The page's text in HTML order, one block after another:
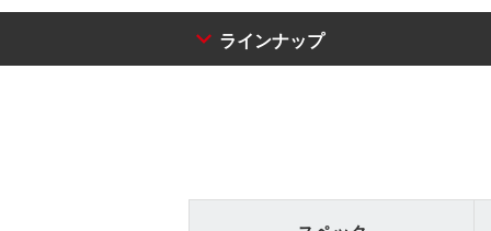
ラインナップ